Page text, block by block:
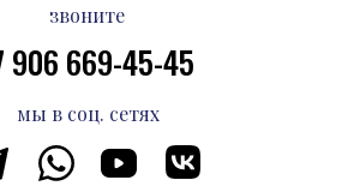
звоните
906 669-45-45
мы в соц. сетях